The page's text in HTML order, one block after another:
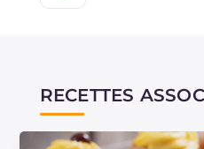
RECETTES